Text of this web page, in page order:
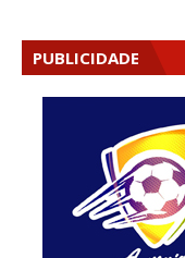
PUBLICIDADE